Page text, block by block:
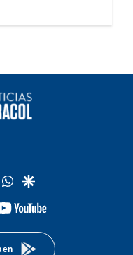
whatsapp
google
youtube-
en